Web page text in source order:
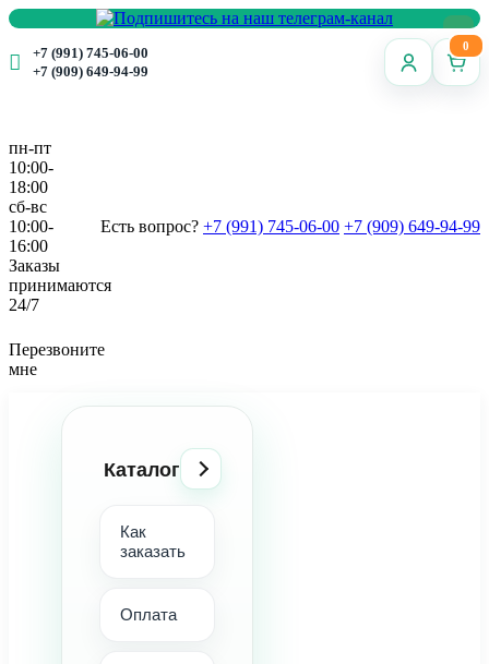
+7 (991) 745-06-00
+7 (909) 649-94-99
0
пн-пт
10:00-
18:00
сб-вс
10:00-
16:00
Заказы
принимаются
24/7
Есть вопрос? +7 (991) 745-06-00 +7 (909) 649-94-99
Перезвоните
мне
Каталог
Как
заказать
Оплата